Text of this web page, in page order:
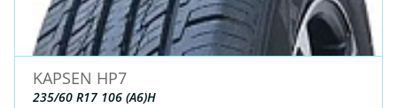
ДЛЯ ЛЕГКОВЫХ АВТО
ШИНЫ
ДИСКИ
KAPSEN HP7
235/60 R17 106 (A6)H